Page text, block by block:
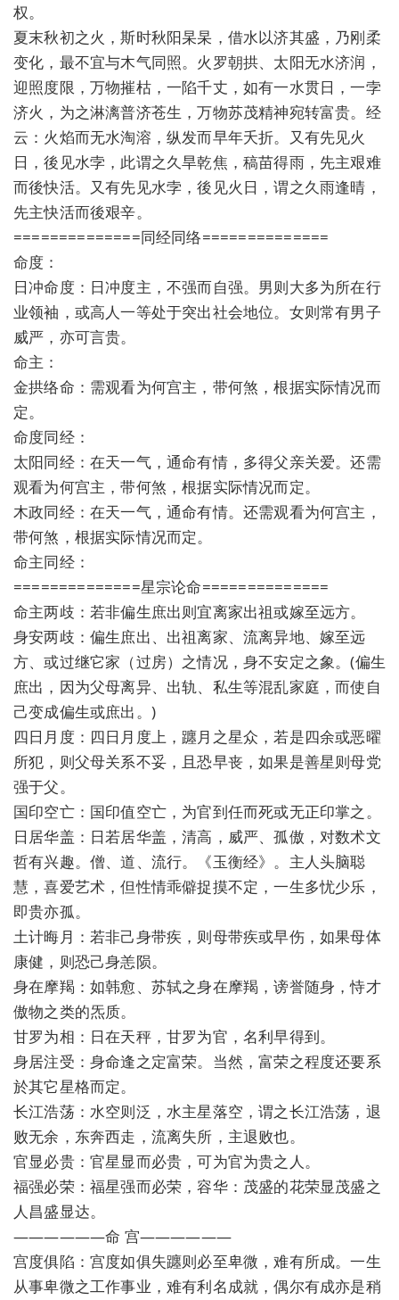
权。
夏末秋初之火，斯时秋阳杲杲，借水以济其盛，乃刚柔
变化，最不宜与木气同照。火罗朝拱、太阳无水济润，
迎照度限，万物摧枯，一陷千丈，如有一水贯日，一孛
济火，为之淋漓普济苍生，万物苏茂精神宛转富贵。经
云：火焰而无水淘溶，纵发而早年夭折。又有先见火
日，後见水孛，此谓之久旱乾焦，稿苗得雨，先主艰难
而後快活。又有先见水孛，後见火日，谓之久雨逢晴，
先主快活而後艰辛。
==============同经同络==============
命度：
日冲命度：日冲度主，不强而自强。男则大多为所在行
业领袖，或高人一等处于突出社会地位。女则常有男子
威严，亦可言贵。
命主：
金拱络命：需观看为何宫主，带何煞，根据实际情况而
定。
命度同经：
太阳同经：在天一气，通命有情，多得父亲关爱。还需
观看为何宫主，带何煞，根据实际情况而定。
木政同经：在天一气，通命有情。还需观看为何宫主，
带何煞，根据实际情况而定。
命主同经：
==============星宗论命==============
命主两歧：若非偏生庶出则宜离家出祖或嫁至远方。
身安两歧：偏生庶出、出祖离家、流离异地、嫁至远
方、或过继它家（过房）之情况，身不安定之象。(偏生
庶出，因为父母离异、出轨、私生等混乱家庭，而使自
己变成偏生或庶出。)
四日月度：四日月度上，躔月之星众，若是四余或恶曜
所犯，则父母关系不妥，且恐早丧，如果是善星则母党
强于父。
国印空亡：国印值空亡，为官到任而死或无正印掌之。
日居华盖：日若居华盖，清高，威严、孤傲，对数术文
哲有兴趣。僧、道、流行。《玉衡经》。主人头脑聪
慧，喜爱艺术，但性情乖僻捉摸不定，一生多忧少乐，
即贵亦孤。
土计晦月：若非己身带疾，则母带疾或早伤，如果母体
康健，则恐己身恙陨。
身在摩羯：如韩愈、苏轼之身在摩羯，谤誉随身，恃才
傲物之类的炁质。
甘罗为相：日在天秤，甘罗为官，名利早得到。
身居注受：身命逢之定富荣。当然，富荣之程度还要系
於其它星格而定。
长江浩荡：水空则泛，水主星落空，谓之长江浩荡，退
败无余，东奔西走，流离失所，主退败也。
官显必贵：官星显而必贵，可为官为贵之人。
福强必荣：福星强而必荣，容华：茂盛的花荣显茂盛之
人昌盛显达。
——————命 宫——————
宫度俱陷：宫度如俱失躔则必至卑微，难有所成。一生
从事卑微之工作事业，难有利名成就，偶尔有成亦是稍